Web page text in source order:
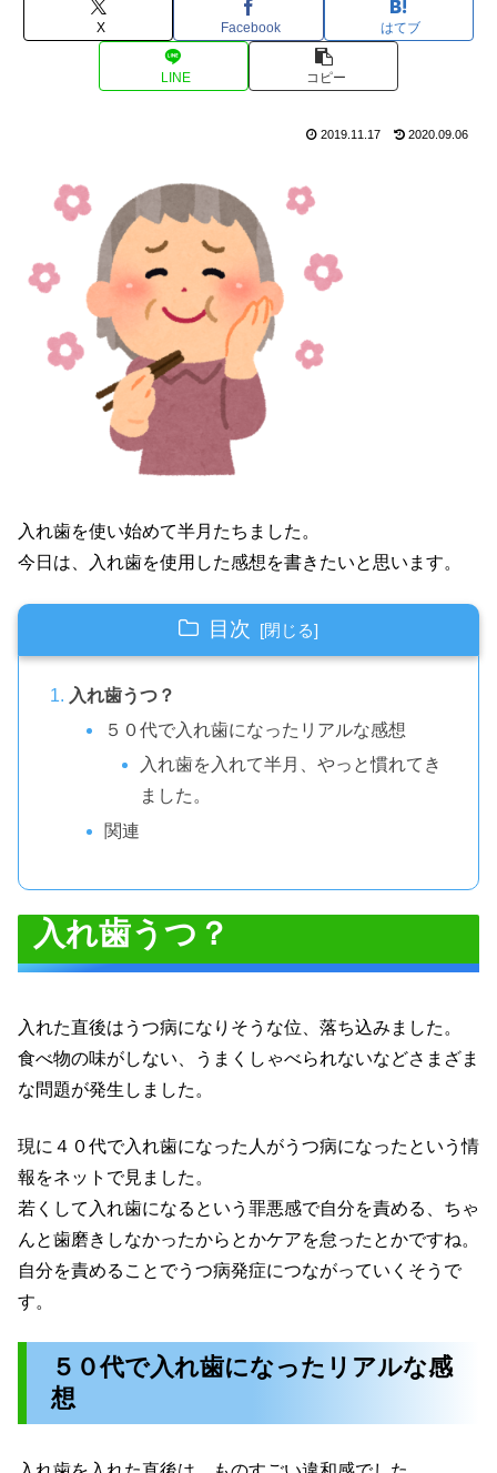
X Facebook はてブ
LINE コピー
2019.11.17 2020.09.06
入れ歯を使い始めて半月たちました。
今日は、入れ歯を使用した感想を書きたいと思います。
目次
入れ歯うつ？
５０代で入れ歯になったリアルな感想
入れ歯を入れて半月、やっと慣れてき
ました。
関連
入れ歯うつ？
入れた直後はうつ病になりそうな位、落ち込みました。
食べ物の味がしない、うまくしゃべられないなどさまざま
な問題が発生しました。
現に４０代で入れ歯になった人がうつ病になったという情
報をネットで見ました。
若くして入れ歯になるという罪悪感で自分を責める、ちゃ
んと歯磨きしなかったからとかケアを怠ったとかですね。
自分を責めることでうつ病発症につながっていくそうで
す。
５０代で入れ歯になったリアルな感
想